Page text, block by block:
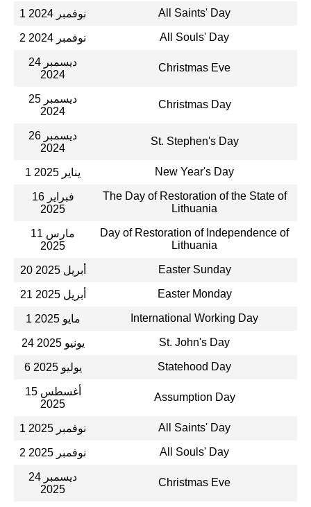
1 نوفمبر 2024 All Saints' Day
2 نوفمبر 2024 All Souls' Day
24 ديسمبر
2024
Christmas Eve
25 ديسمبر
2024
Christmas Day
26 ديسمبر
2024
St. Stephen's Day
1 يناير 2025 New Year's Day
16 فبراير
2025
The Day of Restoration of the State of
Lithuania
11 مارس
2025
Day of Restoration of Independence of
Lithuania
20 أبريل 2025 Easter Sunday
21 أبريل 2025 Easter Monday
1 مايو 2025 International Working Day
24 يونيو 2025 St. John's Day
6 يوليو 2025 Statehood Day
15 أغسطس
2025
Assumption Day
1 نوفمبر 2025 All Saints' Day
2 نوفمبر 2025 All Souls' Day
24 ديسمبر
2025
Christmas Eve